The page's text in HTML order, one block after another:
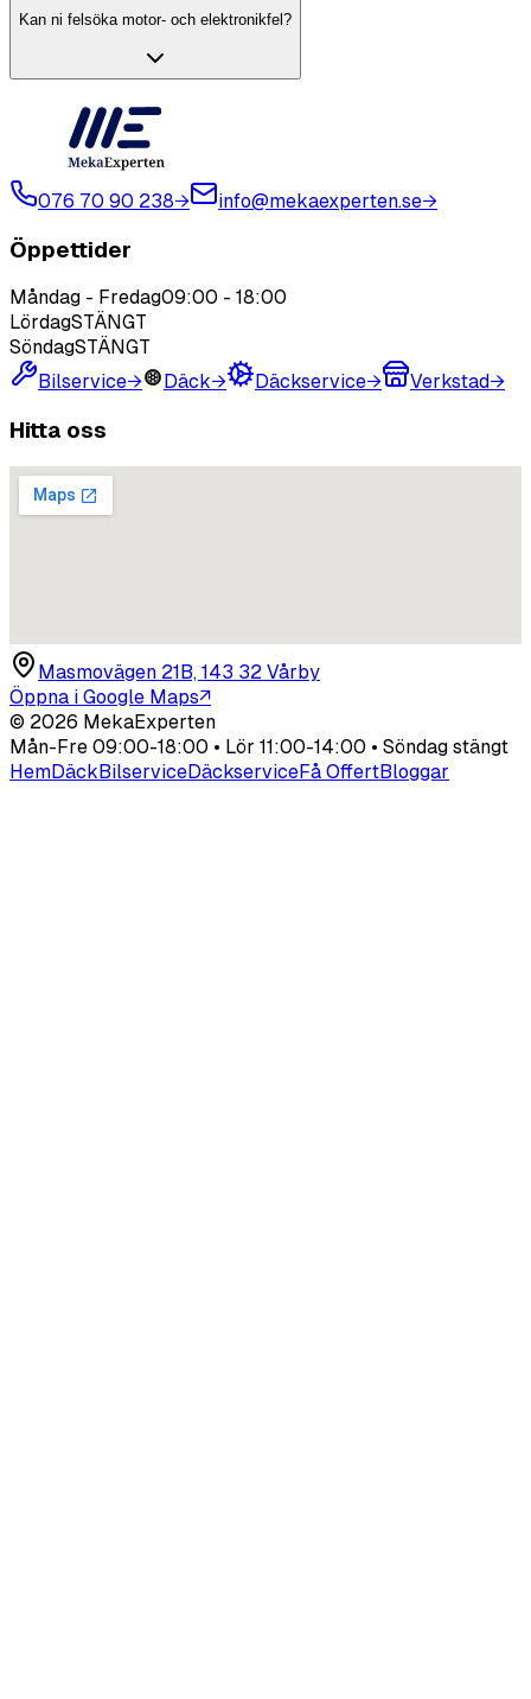
Kan ni felsöka motor- och elektronikfel?
076 70 90 238→ info@mekaexperten.se→
Öppettider
Måndag - Fredag09:00 - 18:00
LördagSTÄNGT
SöndagSTÄNGT
Bilservice→ Däck→ Däckservice→ Verkstad→
Hitta oss
Masmovägen 21B, 143 32 Vårby
Öppna i Google Maps↗
© 2026 MekaExperten
Mån-Fre 09:00-18:00 • Lör 11:00-14:00 • Söndag stängt
HemDäckBilserviceDäckserviceFå OffertBloggar